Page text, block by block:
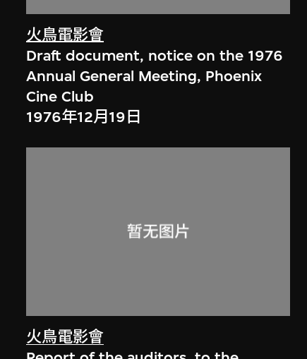
火鳥電影會
Draft document, notice on the 1976
Annual General Meeting, Phoenix
Cine Club
1976年12月19日
火鳥電影會